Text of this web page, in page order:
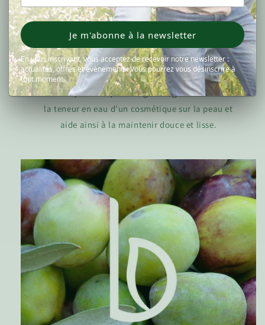
ACIDE HYALURONIQUE VÉGÉTAL
L'acide hyaluronique d'origine végétale maintient
la teneur en eau d'un cosmétique sur la peau et
aide ainsi à la maintenir douce et lisse.
Je m'abonne à la newsletter
En vous inscrivant, vous acceptez de recevoir notre newsletter :
actualités, offres et évènements. Vous pourrez vous désinscrire à
tout moment.